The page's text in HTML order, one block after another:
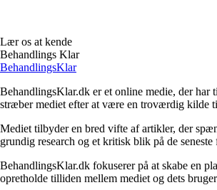
Lær os at kende
Behandlings Klar
BehandlingsKlar
BehandlingsKlar.dk er et online medie, der har
stræber mediet efter at være en troværdig kilde
Mediet tilbyder en bred vifte af artikler, der
grundig research og et kritisk blik på de
BehandlingsKlar.dk fokuserer på at skabe en
opretholde tilliden mellem mediet og dets